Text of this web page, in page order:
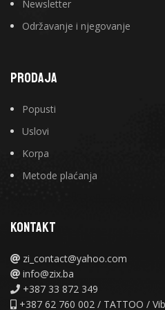
Newsletter
Održavanje i njegovanje
PRODAJA
Popusti
Uslovi
Korpa
Metode plaćanja
KONTAKT
zi_contact@yahoo.com
info@zix.ba
+387 33 872 349
+387 62 760 002 / TATTOO /